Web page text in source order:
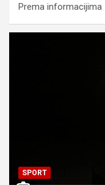
Prema informacijima
SPORT